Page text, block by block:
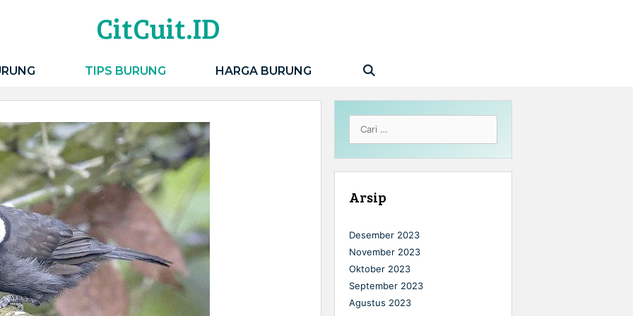
CitCuit.ID
TIPS BURUNG HARGA BURUNG
untuk:
Arsip
Desember 2023
November 2023
Oktober 2023
September 2023
Agustus 2023